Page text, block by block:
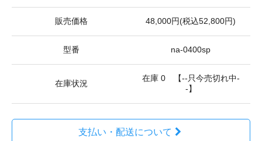
販売価格 48,000円(税込52,800円)
型番 na-0400sp
在庫状況
在庫 0 【--只今売切れ中-
-】
支払い・配送について